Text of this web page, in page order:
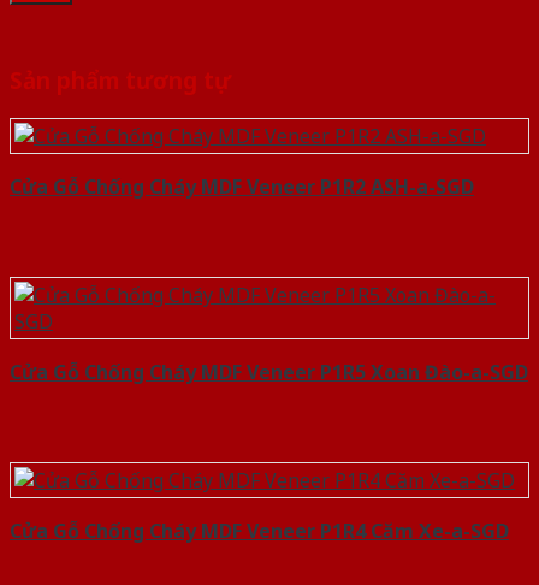
Sản phẩm tương tự
Cửa Gỗ Chống Cháy MDF Veneer P1R2 ASH-a-SGD
Cửa Gỗ Chống Cháy MDF Veneer P1R5 Xoan Đào-a-SGD
Cửa Gỗ Chống Cháy MDF Veneer P1R4 Căm Xe-a-SGD